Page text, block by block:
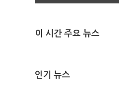
이 시간 주요 뉴스
인기 뉴스